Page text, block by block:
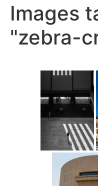
Images
"zebra-